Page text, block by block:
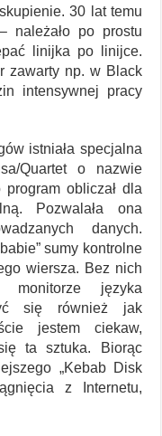
30 lat temu
należało po prostu
linijka po linijce.
zawarty np. w Black
intensywnej pracy
istniała specjalna
Quartet o nazwie
program obliczał dla
Pozwalała ona
danych.
sumy kontrolne
wiersza. Bez nich
języka
się również jak
jestem ciekaw,
ta sztuka. Biorąc
„Kebab Disk
z Internetu,